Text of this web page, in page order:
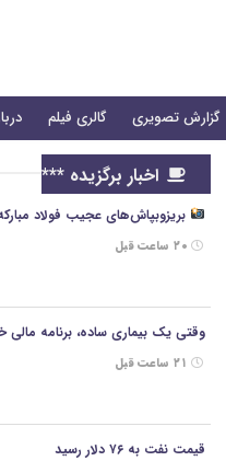
گزارش تصویری گالری فیلم
اخبار برگزیده ***
بریزوبپاش‌های عجیب فولاد مبارکه/هزینه ۲/۶ همتی برای
وقتی یک بیماری ساده، برنامه مالی
قیمت نفت به ۷۶ دلار رسید